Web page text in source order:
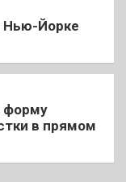
Нью-Йорке
форму
в прямом